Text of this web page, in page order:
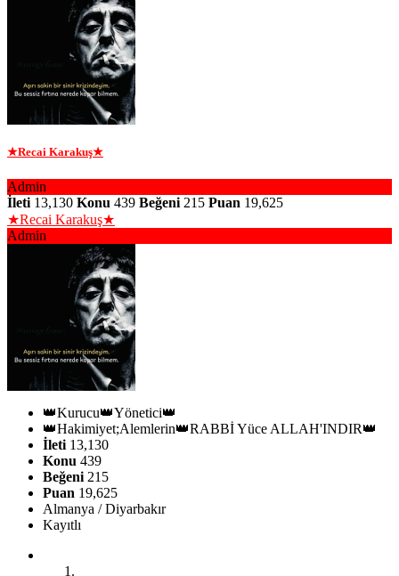
★Recai Karakuş★
Admin
İleti 13,130 Konu 439 Beğeni 215 Puan 19,625
★Recai Karakuş★
Admin
👑Kurucu👑Yönetici👑
👑Hakimiyet;Alemlerin👑RABBİ Yüce ALLAH'INDIR👑
İleti 13,130
Konu 439
Beğeni 215
Puan 19,625
Almanya / Diyarbakır
Kayıtlı